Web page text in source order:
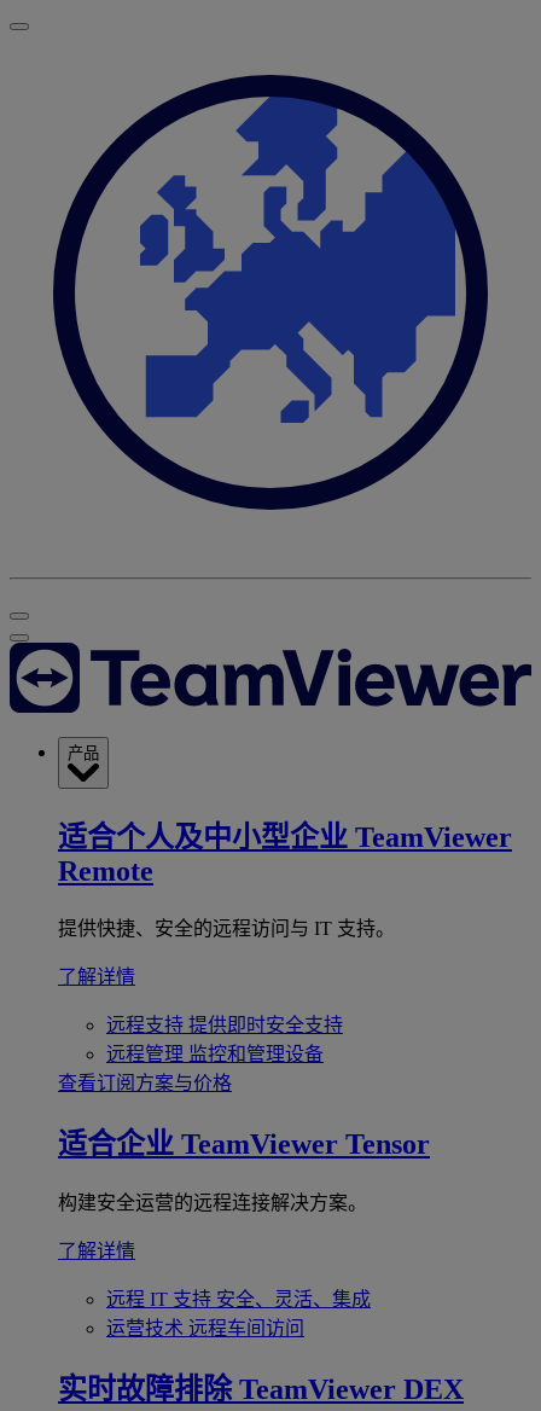
产品
适合个人及中小型企业 TeamViewer
Remote
提供快捷、安全的远程访问与 IT 支持。
了解详情
远程支持 提供即时安全支持
远程管理 监控和管理设备
查看订阅方案与价格
适合企业 TeamViewer Tensor
构建安全运营的远程连接解决方案。
了解详情
远程 IT 支持 安全、灵活、集成
运营技术 远程车间访问
实时故障排除 TeamViewer DEX